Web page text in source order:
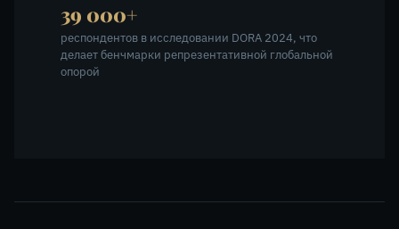
39 000+
респондентов в исследовании DORA 2024, что
делает бенчмарки репрезентативной глобальной
опорой